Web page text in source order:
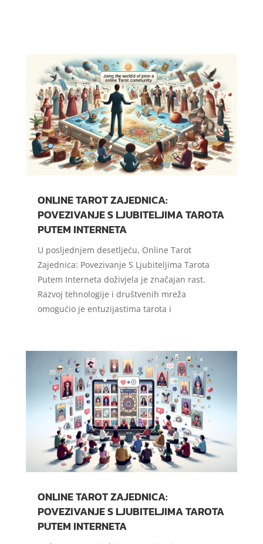
ONLINE TAROT ZAJEDNICA:
POVEZIVANJE S LJUBITELJIMA TAROTA
PUTEM INTERNETA
U posljednjem desetljeću, Online Tarot
Zajednica: Povezivanje S Ljubiteljima Tarota
Putem Interneta doživjela je značajan rast.
Razvoj tehnologije i društvenih mreža
omogućio je entuzijastima tarota i
ONLINE TAROT ZAJEDNICA:
POVEZIVANJE S LJUBITELJIMA TAROTA
PUTEM INTERNETA